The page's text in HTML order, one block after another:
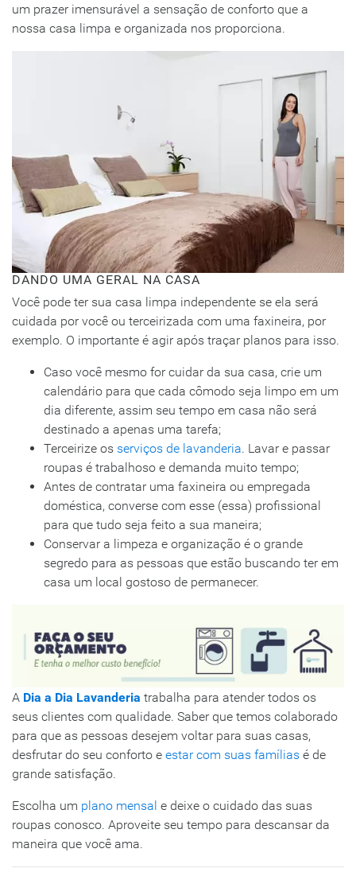
um prazer imensurável a sensação de conforto que a
nossa casa limpa e organizada nos proporciona.
DANDO UMA GERAL NA CASA
Você pode ter sua casa limpa independente se ela será
cuidada por você ou terceirizada com uma faxineira, por
exemplo. O importante é agir após traçar planos para isso.
Caso você mesmo for cuidar da sua casa, crie um
calendário para que cada cômodo seja limpo em um
dia diferente, assim seu tempo em casa não será
destinado a apenas uma tarefa;
Terceirize os serviços de lavanderia. Lavar e passar
roupas é trabalhoso e demanda muito tempo;
Antes de contratar uma faxineira ou empregada
doméstica, converse com esse (essa) profissional
para que tudo seja feito a sua maneira;
Conservar a limpeza e organização é o grande
segredo para as pessoas que estão buscando ter em
casa um local gostoso de permanecer.
A Dia a Dia Lavanderia trabalha para atender todos os
seus clientes com qualidade. Saber que temos colaborado
para que as pessoas desejem voltar para suas casas,
desfrutar do seu conforto e estar com suas famílias é de
grande satisfação.
Escolha um plano mensal e deixe o cuidado das suas
roupas conosco. Aproveite seu tempo para descansar da
maneira que você ama.